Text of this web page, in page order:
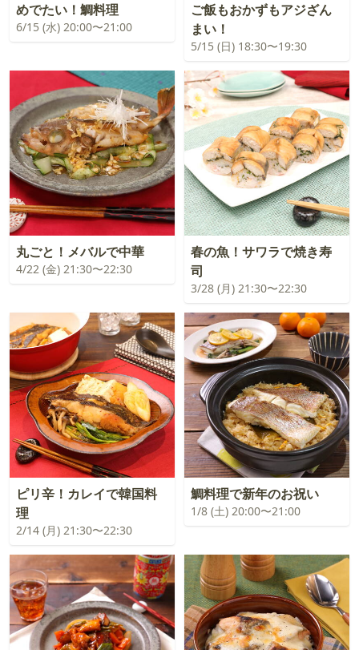
めでたい！鯛料理
6/15 (水) 20:00〜21:00
ご飯もおかずもアジざん
まい！
5/15 (日) 18:30〜19:30
丸ごと！メバルで中華
4/22 (金) 21:30〜22:30
春の魚！サワラで焼き寿
司
3/28 (月) 21:30〜22:30
ピリ辛！カレイで韓国料
理
2/14 (月) 21:30〜22:30
鯛料理で新年のお祝い
1/8 (土) 20:00〜21:00